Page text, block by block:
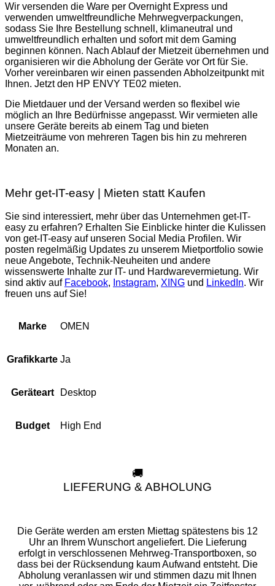
Wir versenden die Ware per Overnight Express und
verwenden umweltfreundliche Mehrwegverpackungen,
sodass Sie Ihre Bestellung schnell, klimaneutral und
umweltfreundlich erhalten und sofort mit dem Gaming
beginnen können. Nach Ablauf der Mietzeit übernehmen und
organisieren wir die Abholung der Geräte vor Ort für Sie.
Vorher vereinbaren wir einen passenden Abholzeitpunkt mit
Ihnen. Jetzt den HP ENVY TE02 mieten.
Die Mietdauer und der Versand werden so flexibel wie
möglich an Ihre Bedürfnisse angepasst. Wir vermieten alle
unsere Geräte bereits ab einem Tag und bieten
Mietzeiträume von mehreren Tagen bis hin zu mehreren
Monaten an.
Mehr get-IT-easy | Mieten statt Kaufen
Sie sind interessiert, mehr über das Unternehmen get-IT-
easy zu erfahren? Erhalten Sie Einblicke hinter die Kulissen
von get-IT-easy auf unseren Social Media Profilen. Wir
posten regelmäßig Updates zu unserem Mietportfolio sowie
neue Angebote, Technik-Neuheiten und andere
wissenswerte Inhalte zur IT- und Hardwarevermietung. Wir
sind aktiv auf Facebook, Instagram, XING und LinkedIn. Wir
freuen uns auf Sie!
Marke OMEN
Grafikkarte Ja
Geräteart Desktop
Budget High End
🚚
LIEFERUNG & ABHOLUNG
Die Geräte werden am ersten Miettag spätestens bis 12
Uhr an Ihrem Wunschort angeliefert. Die Lieferung
erfolgt in verschlossenen Mehrweg-Transportboxen, so
dass bei der Rücksendung kaum Aufwand entsteht. Die
Abholung veranlassen wir und stimmen dazu mit Ihnen